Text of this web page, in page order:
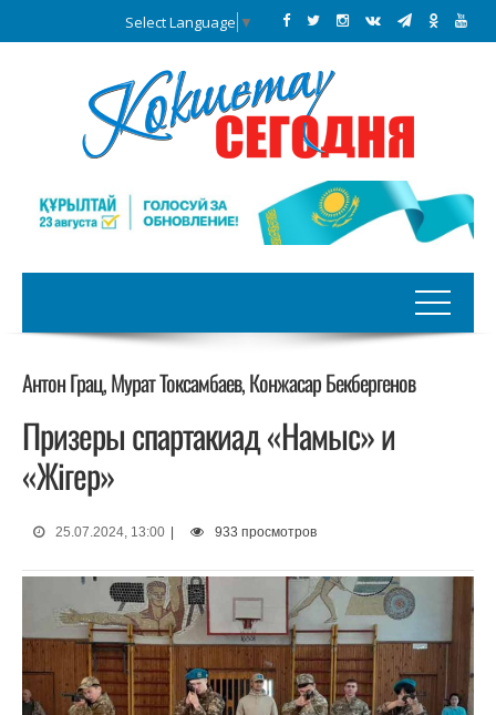
Select Language ▼
Антон Грац, Мурат Токсамбаев, Конжасар Бекбергенов
Призеры спартакиад «Намыс» и
«Жігер»
25.07.2024, 13:00 933 просмотров